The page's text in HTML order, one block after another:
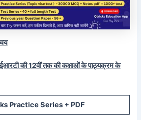
की 12वीं तक की कक्षाओं के पाठ्यक्रम के
Practice Series + PDF